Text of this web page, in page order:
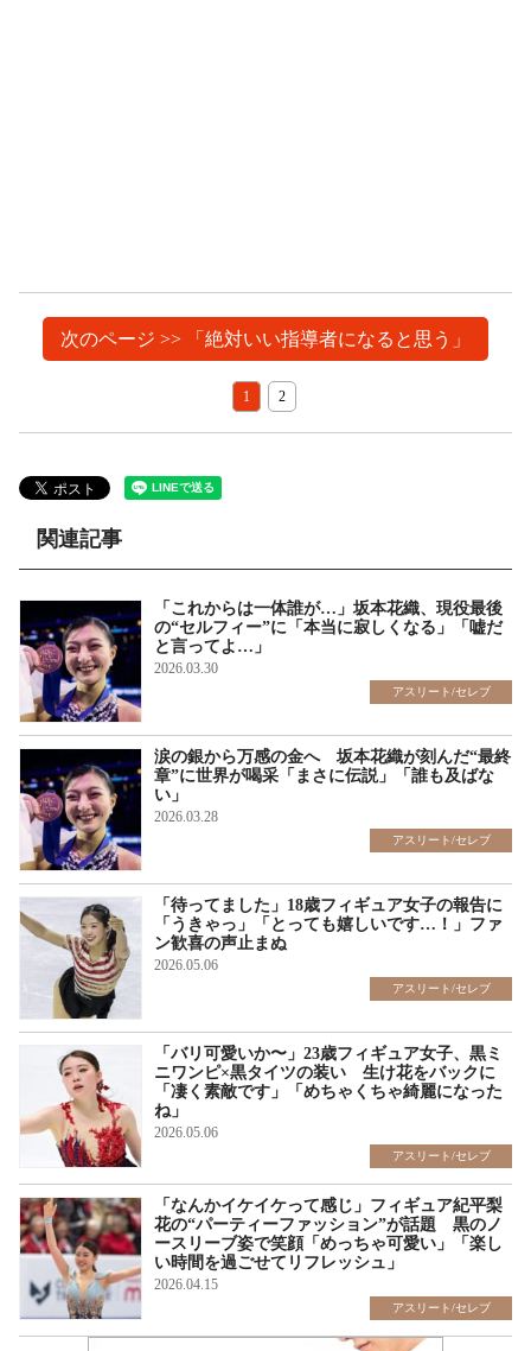
次のページ >> 「絶対いい指導者になると思う」
1 2
関連記事
「これからは一体誰が…」坂本花織、現役最後
の“セルフィー”に「本当に寂しくなる」「嘘だ
と言ってよ…」
2026.03.30
アスリート/セレブ
涙の銀から万感の金へ 坂本花織が刻んだ“最終
章”に世界が喝采「まさに伝説」「誰も及ばな
い」
2026.03.28
アスリート/セレブ
「待ってました」18歳フィギュア女子の報告に
「うきゃっ」「とっても嬉しいです…！」ファ
ン歓喜の声止まぬ
2026.05.06
アスリート/セレブ
「バリ可愛いか〜」23歳フィギュア女子、黒ミ
ニワンピ×黒タイツの装い 生け花をバックに
「凄く素敵です」「めちゃくちゃ綺麗になった
ね」
2026.05.06
アスリート/セレブ
「なんかイケイケって感じ」フィギュア紀平梨
花の“パーティーファッション”が話題 黒のノ
ースリーブ姿で笑顔「めっちゃ可愛い」「楽し
い時間を過ごせてリフレッシュ」
2026.04.15
アスリート/セレブ